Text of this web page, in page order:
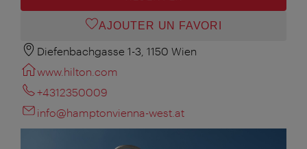
AJOUTER UN FAVORI
Diefenbachgasse 1-3, 1150 Wien
www.hilton.com
+4312350009
info@hamptonvienna-west.at